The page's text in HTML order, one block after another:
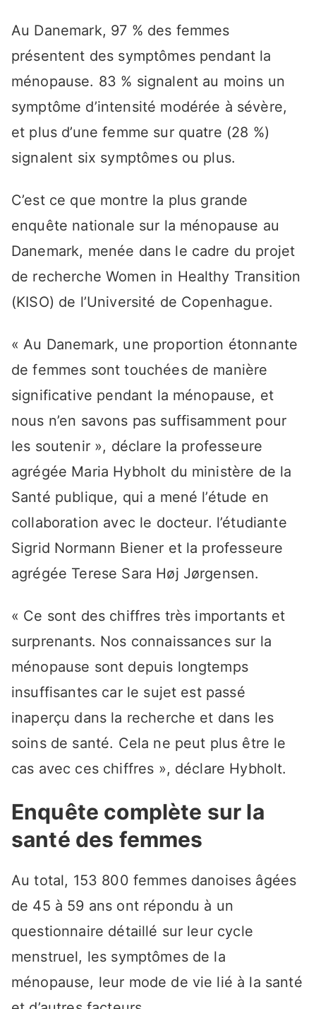
Au Danemark, 97 % des femmes
présentent des symptômes pendant la
ménopause. 83 % signalent au moins un
symptôme d’intensité modérée à sévère,
et plus d’une femme sur quatre (28 %)
signalent six symptômes ou plus.
C’est ce que montre la plus grande
enquête nationale sur la ménopause au
Danemark, menée dans le cadre du projet
de recherche Women in Healthy Transition
(KISO) de l’Université de Copenhague.
« Au Danemark, une proportion étonnante
de femmes sont touchées de manière
significative pendant la ménopause, et
nous n’en savons pas suffisamment pour
les soutenir », déclare la professeure
agrégée Maria Hybholt du ministère de la
Santé publique, qui a mené l’étude en
collaboration avec le docteur. l’étudiante
Sigrid Normann Biener et la professeure
agrégée Terese Sara Høj Jørgensen.
« Ce sont des chiffres très importants et
surprenants. Nos connaissances sur la
ménopause sont depuis longtemps
insuffisantes car le sujet est passé
inaperçu dans la recherche et dans les
soins de santé. Cela ne peut plus être le
cas avec ces chiffres », déclare Hybholt.
Enquête complète sur la
santé des femmes
Au total, 153 800 femmes danoises âgées
de 45 à 59 ans ont répondu à un
questionnaire détaillé sur leur cycle
menstruel, les symptômes de la
ménopause, leur mode de vie lié à la santé